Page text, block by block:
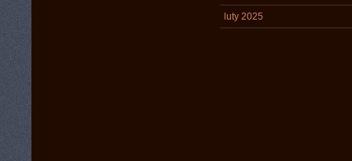
luty 2025